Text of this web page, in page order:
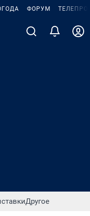
ФОРУМ
Другое